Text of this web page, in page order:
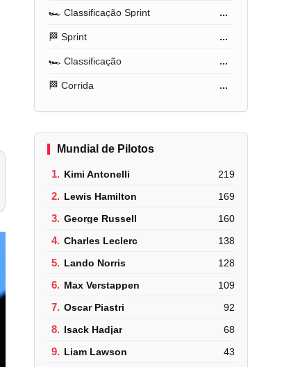
🏎️ Classificação Sprint ...
🏁 Sprint ...
🏎️ Classificação ...
🏁 Corrida ...
Mundial de Pilotos
1. Kimi Antonelli 219
2. Lewis Hamilton 169
3. George Russell 160
4. Charles Leclerc 138
5. Lando Norris 128
6. Max Verstappen 109
7. Oscar Piastri 92
8. Isack Hadjar 68
9. Liam Lawson 43